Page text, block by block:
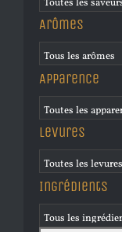
Arômes
Apparence
Levures
Ingrédients